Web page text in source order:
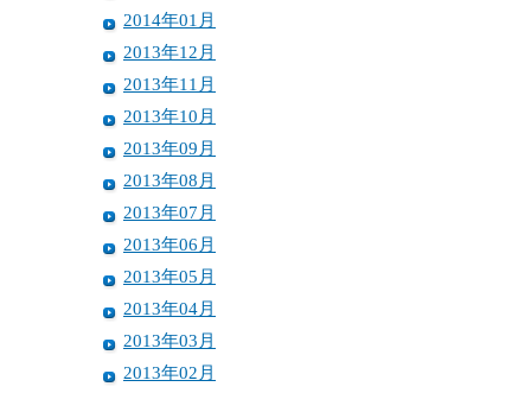
2014年01月
2013年12月
2013年11月
2013年10月
2013年09月
2013年08月
2013年07月
2013年06月
2013年05月
2013年04月
2013年03月
2013年02月